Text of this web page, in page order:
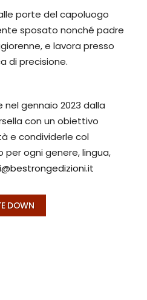
porte del capoluogo
sposato nonché padre
e lavora presso
di precisione.
nel gennaio 2023 dalla
con un obiettivo
e condividerle col
per ogni genere, lingua,
DOWN